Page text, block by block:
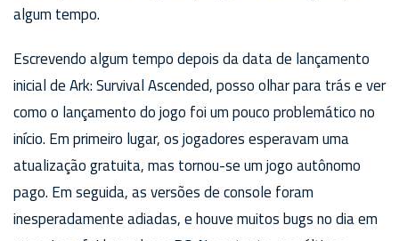
algum tempo.
Escrevendo algum tempo depois da data de lançamento
inicial de Ark: Survival Ascended, posso olhar para trás e ver
como o lançamento do jogo foi um pouco problemático no
início. Em primeiro lugar, os jogadores esperavam uma
atualização gratuita, mas tornou-se um jogo autônomo
pago. Em seguida, as versões de console foram
inesperadamente adiadas, e houve muitos bugs no dia em